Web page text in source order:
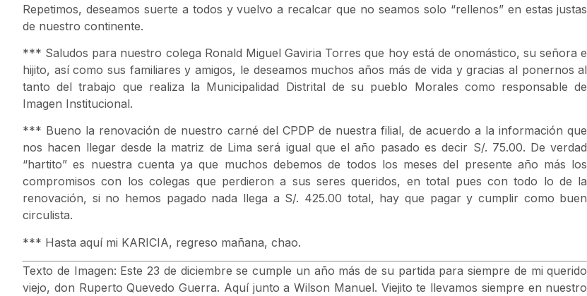
Repetimos, deseamos suerte a todos y vuelvo a recalcar que no seamos solo “rellenos” en estas justas
de nuestro continente.
*** Saludos para nuestro colega Ronald Miguel Gaviria Torres que hoy está de onomástico, su señora e
hijito, así como sus familiares y amigos, le deseamos muchos años más de vida y gracias al ponernos al
tanto del trabajo que realiza la Municipalidad Distrital de su pueblo Morales como responsable de
Imagen Institucional.
*** Bueno la renovación de nuestro carné del CPDP de nuestra filial, de acuerdo a la información que
nos hacen llegar desde la matriz de Lima será igual que el año pasado es decir S/. 75.00. De verdad
“hartito” es nuestra cuenta ya que muchos debemos de todos los meses del presente año más los
compromisos con los colegas que perdieron a sus seres queridos, en total pues con todo lo de la
renovación, si no hemos pagado nada llega a S/. 425.00 total, hay que pagar y cumplir como buen
circulista.
*** Hasta aquí mi KARICIA, regreso mañana, chao.
Texto de Imagen: Este 23 de diciembre se cumple un año más de su partida para siempre de mi querido
viejo, don Ruperto Quevedo Guerra. Aquí junto a Wilson Manuel. Viejito te llevamos siempre en nuestro